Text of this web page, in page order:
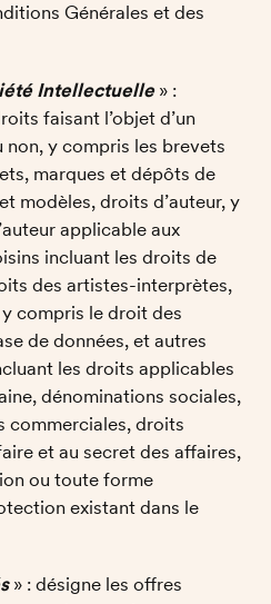
Générales et des
Intellectuelle » :
faisant l’objet d’un
non, y compris les brevets
marques et dépôts de
modèles, droits d’auteur, y
applicable aux
incluant les droits de
des artistes-interprètes,
compris le droit des
de données, et autres
les droits applicables
dénominations sociales,
commerciales, droits
et au secret des affaires,
ou toute forme
existant dans le
» : désigne les offres